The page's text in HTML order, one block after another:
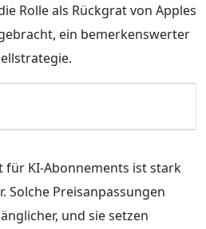
Rolle als Rückgrat von Apples
ein bemerkenswerter
für KI-Abonnements ist stark
Preisanpassungen
und sie setzen